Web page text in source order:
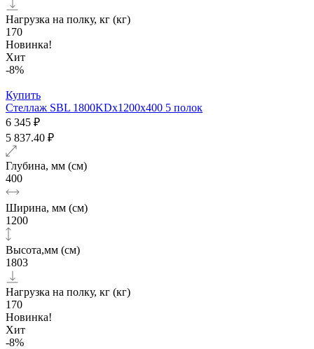
Нагрузка на полку, кг (кг)
170
Новинка!
Хит
-8%
Купить
Стеллаж SBL 1800KDх1200x400 5 полок
6 345 ₽
5 837.40 ₽
Глубина, мм (см)
400
Ширина, мм (см)
1200
Высота,мм (см)
1803
Нагрузка на полку, кг (кг)
170
Новинка!
Хит
-8%